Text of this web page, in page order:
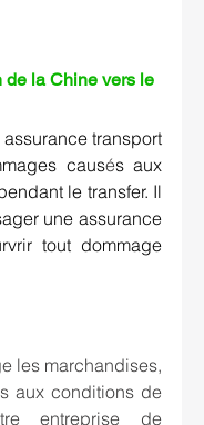
de la Chine vers le
transport
causés aux
le transfer. Il
une assurance
tout dommage
les marchandises,
aux conditions de
entreprise de